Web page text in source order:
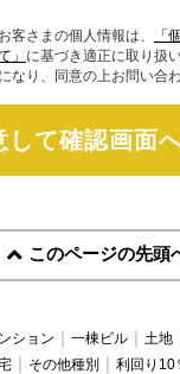
さまの個人情報は、
「
」 に基づき適正に取り扱い
なり、同意の上お問い合
して確認画面
このページの先頭
ション 一棟ビル 土地
その他種別 利回り10